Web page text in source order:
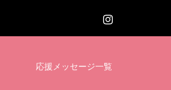
応援メッセージ一覧